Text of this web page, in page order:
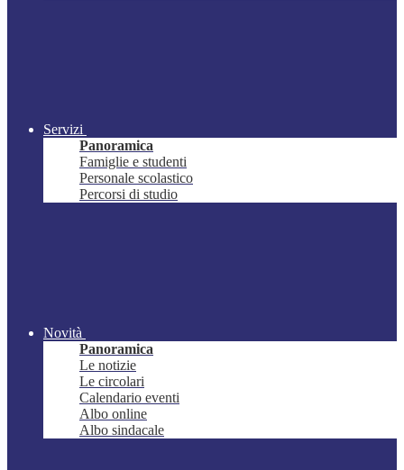
Servizi
Panoramica
Famiglie e studenti
Personale scolastico
Percorsi di studio
Novità
Panoramica
Le notizie
Le circolari
Calendario eventi
Albo online
Albo sindacale